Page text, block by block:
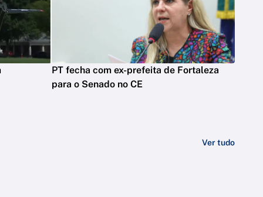
PT fecha com ex-prefeita de Fortaleza
para o Senado no CE
Ver tudo